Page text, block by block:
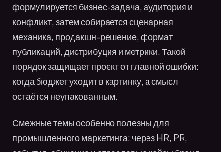
формулируется бизнес-задача, аудитория и
конфликт, затем собирается сценарная
механика, продакшн-решение, формат
публикаций, дистрибуция и метрики. Такой
порядок защищает проект от главной ошибки:
когда бюджет уходит в картинку, а смысл
остаётся неупакованным.
Смежные темы особенно полезны для
промышленного маркетинга: через HR, PR,